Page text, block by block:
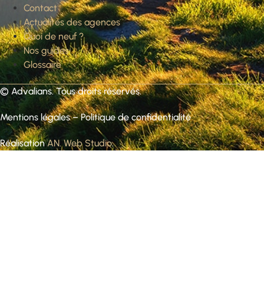
Contact
Actualités des agences
Quoi de neuf ?
Nos guides
Glossaire
© Advalians. Tous droits réservés.
Mentions légales–Politique de confidentialité
RéalisationAN. Web Studio.